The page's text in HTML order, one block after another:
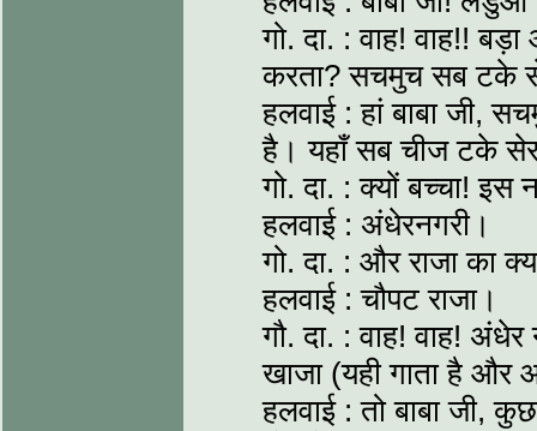
गो. दा. : वाह! वाह!!
करता? सचमुच सब टके
हलवाई : हां बाबा जी,
है। यहाँ सब चीज टके
गो. दा. : क्यों बच्चा! इस
हलवाई : अंधेरनगरी।
गो. दा. : और राजा का
हलवाई : चौपट राजा।
गौ. दा. : वाह! वाह!
खाजा (यही गाता है और
हलवाई : तो बाबा जी,